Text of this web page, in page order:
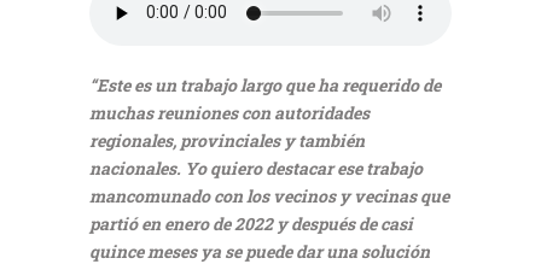
“Este es un trabajo largo que ha requerido de
muchas reuniones con autoridades
regionales, provinciales y también
nacionales. Yo quiero destacar ese trabajo
mancomunado con los vecinos y vecinas que
partió en enero de 2022 y después de casi
quince meses ya se puede dar una solución